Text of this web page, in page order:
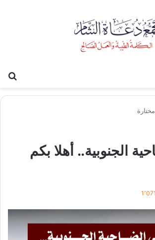
الجنوبية.. أهلا بكم
1٬071